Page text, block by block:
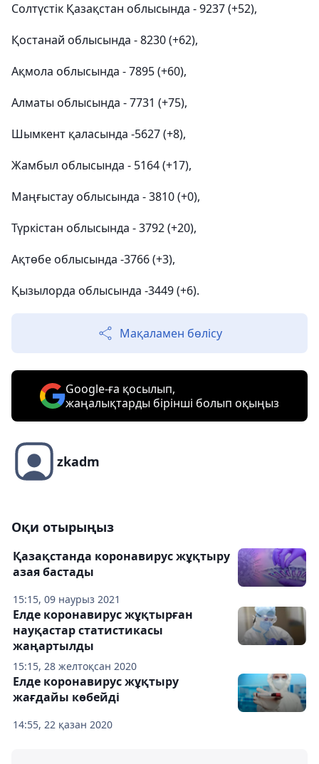
Солтүстік Қазақстан облысында - 9237 (+52),
Қостанай облысында - 8230 (+62),
Ақмола облысында - 7895 (+60),
Алматы облысында - 7731 (+75),
Шымкент қаласында -5627 (+8),
Жамбыл облысында - 5164 (+17),
Маңғыстау облысында - 3810 (+0),
Түркістан облысында - 3792 (+20),
Ақтөбе облысында -3766 (+3),
Қызылорда облысында -3449 (+6).
Мақаламен бөлісу
Google-ға қосылып,
жаңалықтарды бірінші болып оқыңыз
zkadm
Оқи отырыңыз
15:15, 09 наурыз 2021
Қазақстанда коронавирус жұқтыру
азая бастады
15:15, 28 желтоқсан 2020
Елде коронавирус жұқтырған
науқастар статистикасы
жаңартылды
14:55, 22 қазан 2020
Елде коронавирус жұқтыру
жағдайы көбейді